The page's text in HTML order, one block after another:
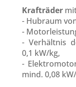
Krafträder
- Hubraum
-
- Verhältnis
0,1 kW/kg,
-
mind. 0,08